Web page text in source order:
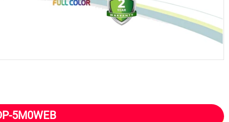
5M0WEB